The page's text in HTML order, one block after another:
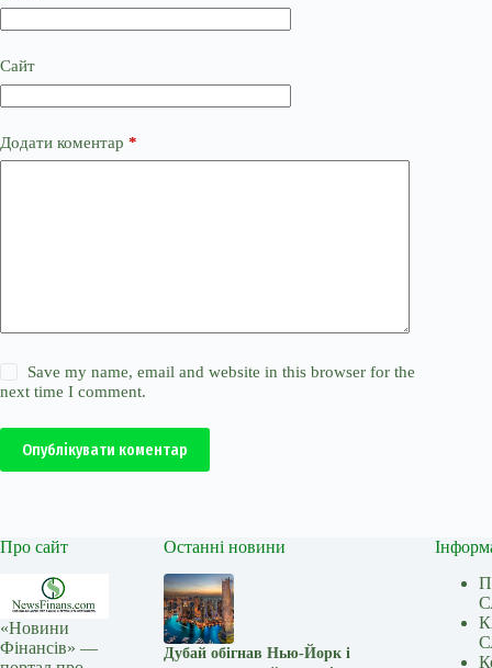
Сайт
Додати коментар *
Save my name, email and website in this browser for the
next time I comment.
Опублікувати коментар
Про сайт
«Новини
Фінансів» —
Останні новини
Дубай обігнав Нью-Йорк і